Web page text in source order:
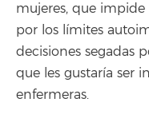
mujeres, que impide
por los límites
decisiones segadas
que les gustaría ser
enfermeras.